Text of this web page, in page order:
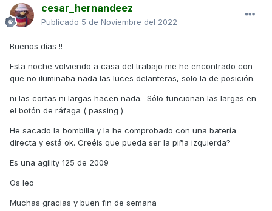
cesar_hernandeez
Publicado 5 de Noviembre del 2022
Buenos días !!
Esta noche volviendo a casa del trabajo me he encontrado con
que no iluminaba nada las luces delanteras, solo la de posición.
ni las cortas ni largas hacen nada. Sólo funcionan las largas en
el botón de ráfaga ( passing )
He sacado la bombilla y la he comprobado con una batería
directa y está ok. Creéis que pueda ser la piña izquierda?
Es una agility 125 de 2009
Os leo
Muchas gracias y buen fin de semana